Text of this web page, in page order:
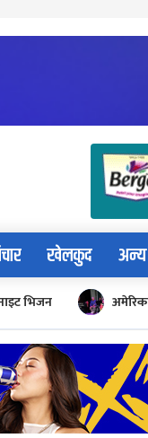
खेलकुद अन्य
भिजन